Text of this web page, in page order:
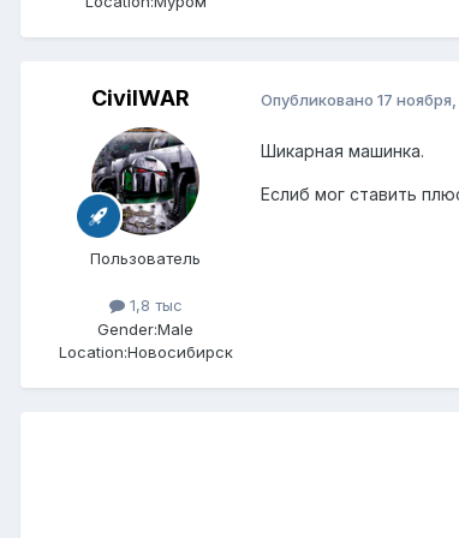
CivilWAR
Пользователь
1,8 тыс
Gender:Male
Location:Новосибирск
Опубликовано 17
Шикарная машинка.
Еслиб мог ставить